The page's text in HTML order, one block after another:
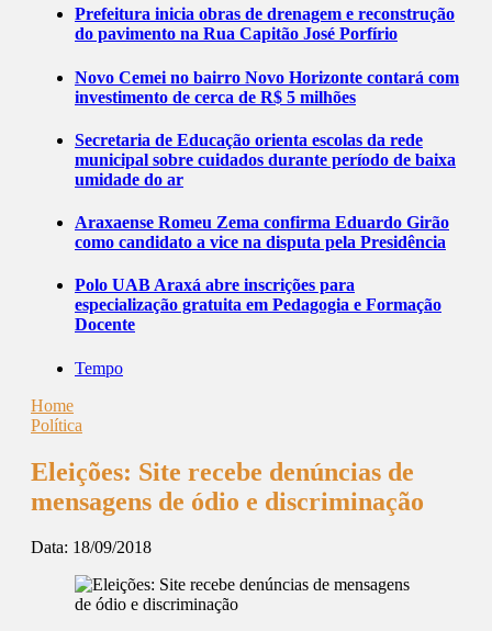
Prefeitura inicia obras de drenagem e reconstrução
do pavimento na Rua Capitão José Porfírio
Novo Cemei no bairro Novo Horizonte contará com
investimento de cerca de R$ 5 milhões
Secretaria de Educação orienta escolas da rede
municipal sobre cuidados durante período de baixa
umidade do ar
Araxaense Romeu Zema confirma Eduardo Girão
como candidato a vice na disputa pela Presidência
Polo UAB Araxá abre inscrições para
especialização gratuita em Pedagogia e Formação
Docente
Tempo
Home
Política
Eleições: Site recebe denúncias de
mensagens de ódio e discriminação
Data: 18/09/2018